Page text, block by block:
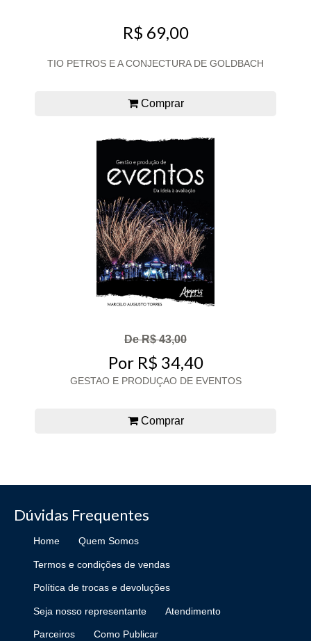
R$ 69,00
TIO PETROS E A CONJECTURA DE GOLDBACH
Comprar
De R$ 43,00
Por R$ 34,40
GESTAO E PRODUÇAO DE EVENTOS
Comprar
Dúvidas Frequentes
Home Quem Somos
Termos e condições de vendas
Política de trocas e devoluções
Seja nosso representante Atendimento
Parceiros Como Publicar